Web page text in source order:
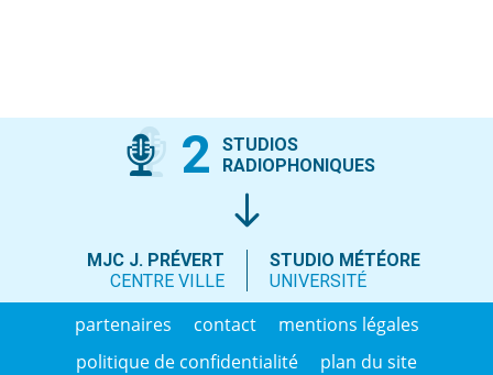
2
STUDIOS
RADIOPHONIQUES
MJC J. PRÉVERT
CENTRE VILLE
STUDIO MÉTÉORE
UNIVERSITÉ
partenaires contact
mentions légales
politique de confidentialité
plan du site